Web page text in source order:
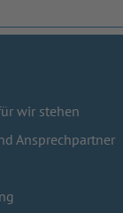
wir stehen
Ansprechpartner